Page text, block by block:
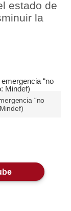
estado de
la
“no